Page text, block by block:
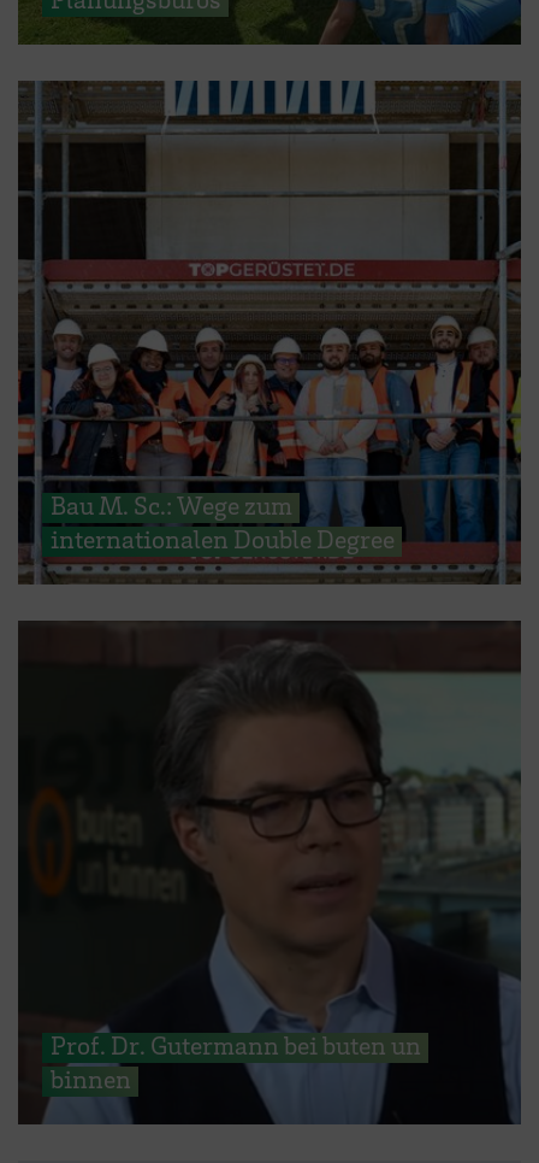
Bau M. Sc.: Wege zum
internationalen Double Degree
Prof. Dr. Gutermann bei buten un
binnen